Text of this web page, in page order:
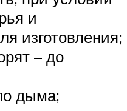
и
изготовления;
– до
дыма;